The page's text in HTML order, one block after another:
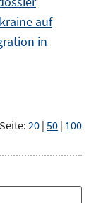
auf
in
20 | 50 | 100